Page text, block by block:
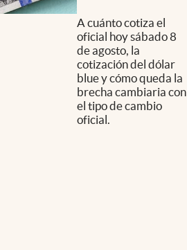
A cuánto cotiza el
oficial hoy sábado 8
de agosto, la
cotización del dólar
blue y cómo queda la
brecha cambiaria con
el tipo de cambio
oficial.